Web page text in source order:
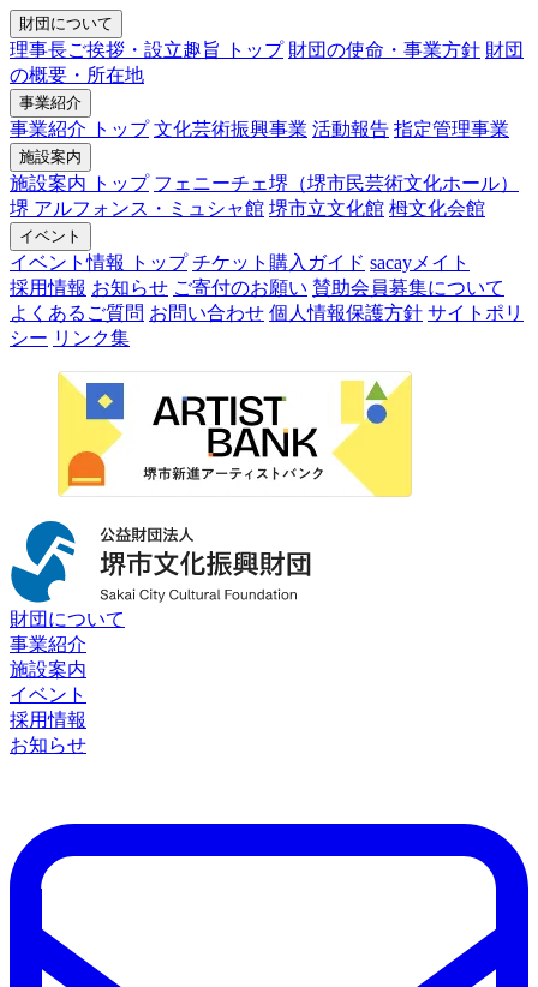
財団について
理事長ご挨拶・設立趣旨 トップ 財団の使命・事業方針 財団
の概要・所在地
事業紹介
事業紹介 トップ 文化芸術振興事業 活動報告 指定管理事業
施設案内
施設案内 トップ フェニーチェ堺（堺市民芸術文化ホール）
堺 アルフォンス・ミュシャ館 堺市立文化館 栂文化会館
イベント
イベント情報 トップ チケット購入ガイド sacayメイト
採用情報 お知らせ ご寄付のお願い 賛助会員募集について
よくあるご質問 お問い合わせ 個人情報保護方針 サイトポリ
シー リンク集
財団について
事業紹介
施設案内
イベント
採用情報
お知らせ